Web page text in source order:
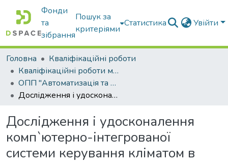
Фонди
та
зібрання
Пошук за
критеріями
Статистика Увійти
Головна
Кваліфікаційні роботи
Кваліфікаційні роботи магістрів
ОПП "Автоматизація та комп’ютерно-інтегровані технології"
Дослідження і удосконалення комп`ютерно-інтегрованої системи керування кліматом в офісному приміщенні із використанням технології “розумний будинок”
Дослідження і удосконалення
комп`ютерно-інтегрованої
системи керування кліматом в